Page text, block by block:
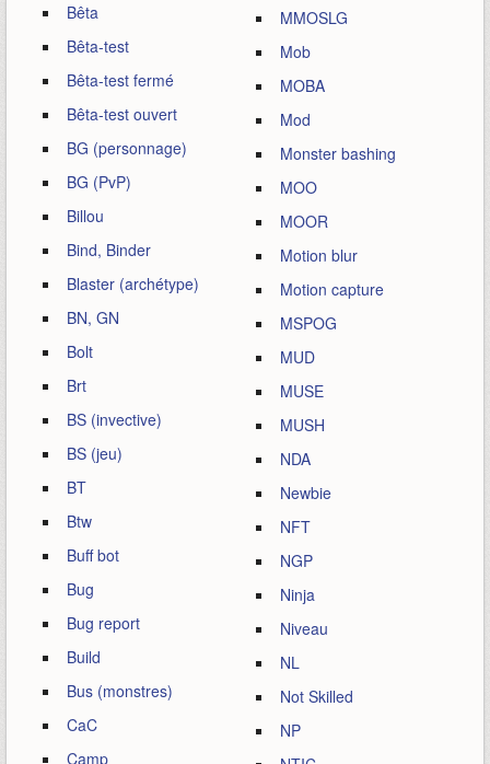
Bêta
Bêta-test
Bêta-test fermé
Bêta-test ouvert
BG (personnage)
BG (PvP)
Billou
Bind, Binder
Blaster (archétype)
BN, GN
Bolt
Brt
BS (invective)
BS (jeu)
BT
Btw
Buff bot
Bug
Bug report
Build
Bus (monstres)
CaC
Camp
MMOSLG
Mob
MOBA
Mod
Monster bashing
MOO
MOOR
Motion blur
Motion capture
MSPOG
MUD
MUSE
MUSH
NDA
Newbie
NFT
NGP
Ninja
Niveau
NL
Not Skilled
NP